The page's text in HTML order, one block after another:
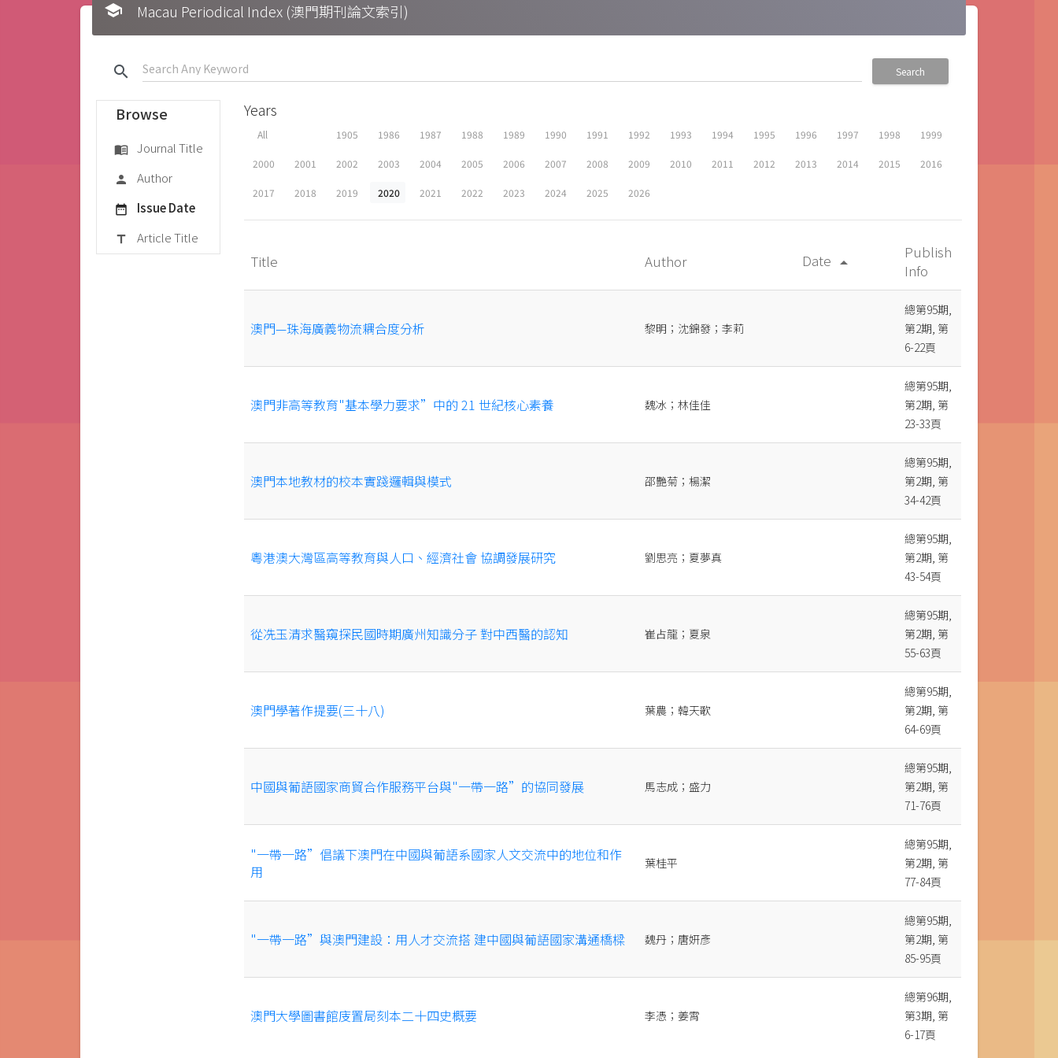
school Macau Periodical Index (澳門期刊論文索引)
search Search
Browse
menu_book Journal Title
person Author
date_range Issue Date
title Article Title
Years
All 1905 1986 1987 1988 1989 1990 1991 1992 1993 1994 1995 1996 1997 1998 1999
2000 2001 2002 2003 2004 2005 2006 2007 2008 2009 2010 2011 2012 2013 2014 2015 2016
2017 2018 2019 2020 2021 2022 2023 2024 2025 2026
Title Author Date arrow_drop_up
Publish
Info
澳門—珠海廣義物流耦合度分析 黎明；沈錦發；李莉
總第95期,
第2期, 第
6-22頁
澳門非高等教育"基本學力要求”中的 21 世紀核心素養 魏冰；林佳佳
總第95期,
第2期, 第
23-33頁
澳門本地教材的校本實踐邏輯與模式 邵艷菊；楊潔
總第95期,
第2期, 第
34-42頁
粵港澳大灣區高等教育與人口、經濟社會 協調發展研究 劉思亮；夏夢真
總第95期,
第2期, 第
43-54頁
從冼玉清求醫窺探民國時期廣州知識分子 對中西醫的認知 崔占龍；夏泉
總第95期,
第2期, 第
55-63頁
澳門學著作提要(三十八) 葉農；韓天歌
總第95期,
第2期, 第
64-69頁
中國與葡語國家商貿合作服務平台與"一帶一路”的協同發展 馬志成；盛力
總第95期,
第2期, 第
71-76頁
"一帶一路”倡議下澳門在中國與葡語系國家人文交流中的地位和作
用
葉桂平
總第95期,
第2期, 第
77-84頁
"一帶一路”與澳門建設：用人才交流搭 建中國與葡語國家溝通橋樑 魏丹；唐妍彥
總第95期,
第2期, 第
85-95頁
澳門大學圖書館庋置局刻本二十四史概要 李憑；姜霄
總第96期,
第3期, 第
6-17頁